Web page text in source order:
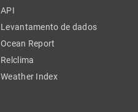
API
Levantamento de dados
Ocean Report
Relclima
Weather Index